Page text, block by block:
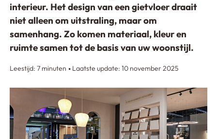
interieur. Het design van een gietvloer draait
niet alleen om uitstraling, maar om
samenhang. Zo komen materiaal, kleur en
ruimte samen tot de basis van uw woonstijl.
Leestijd: 7 minuten Laatste update: 10 november 2025